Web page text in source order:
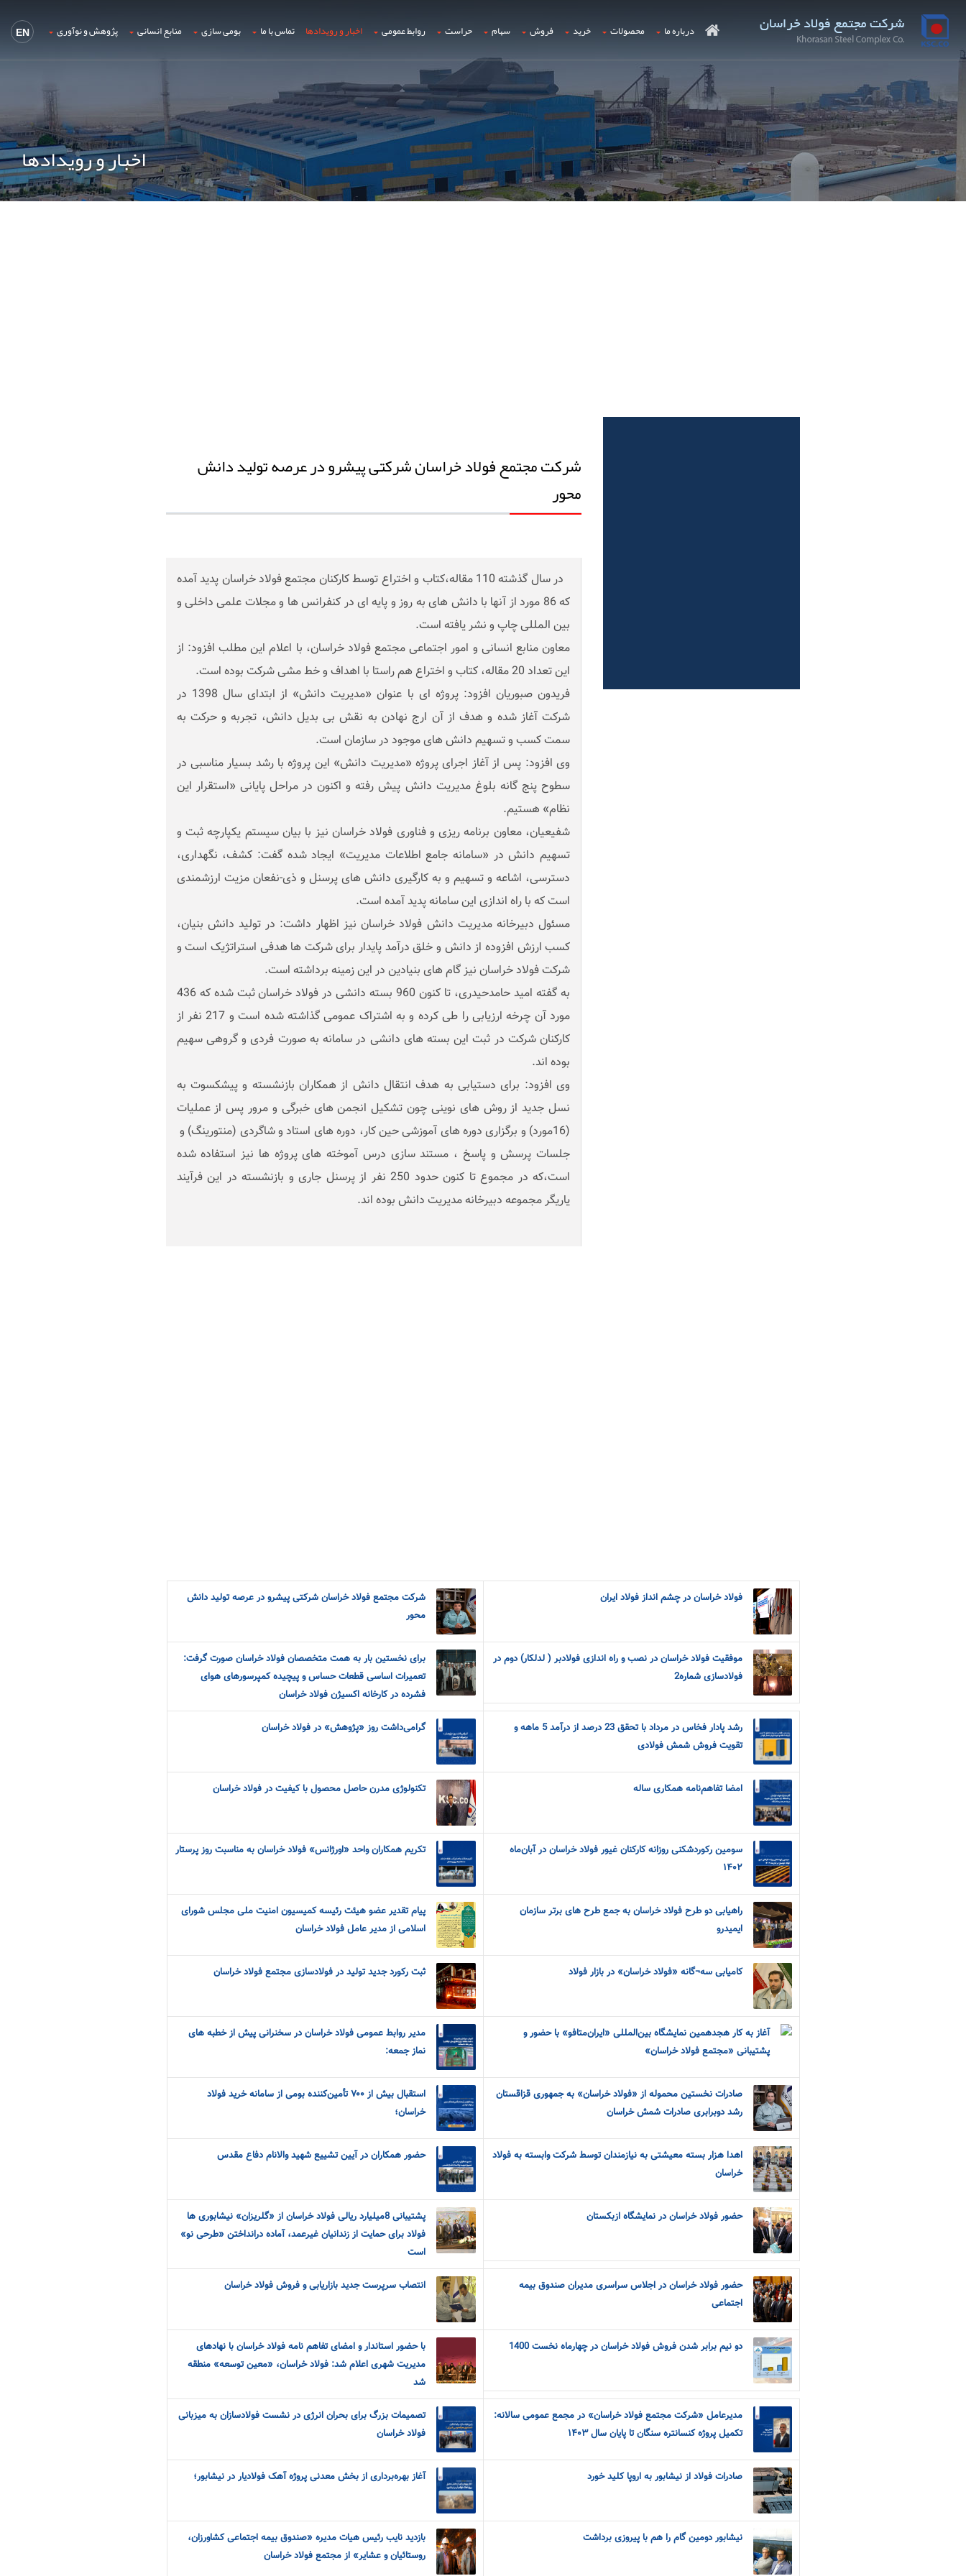
EN درباره ما محصولات خرید فروش سهام حراست روابط عمومی اخبار و رویدادها تماس با ما بومی سازی منابع انسانی پژوهش و نوآوری
اخبار و رویدادها
شرکت مجتمع فولاد خراسان شرکتی پیشرو در عرصه تولید دانش
محور
در سال گذشته 110 مقاله،کتاب و اختراع توسط کارکنان مجتمع فولاد خراسان پدید آمده
که 86 مورد از آنها با دانش های به روز و پایه ای در کنفرانس ها و مجلات علمی داخلی و
بین المللی چاپ و نشر یافته است.
معاون منابع انسانی و امور اجتماعی مجتمع فولاد خراسان، با اعلام این مطلب افزود: از
این تعداد 20 مقاله، کتاب و اختراع هم راستا با اهداف و خط مشی شرکت بوده است.
فریدون صبوریان افزود: پروژه ای با عنوان «مدیریت دانش» از ابتدای سال 1398 در
شرکت آغاز شده و هدف از آن ارج نهادن به نقش بی بدیل دانش، تجربه و حرکت به
سمت کسب و تسهیم دانش های موجود در سازمان است.
وی افزود: پس از آغاز اجرای پروژه «مدیریت دانش» این پروژه با رشد بسیار مناسبی در
سطوح پنج گانه بلوغ مدیریت دانش پیش رفته و اکنون در مراحل پایانی «استقرار این
نظام» هستیم.
شفیعیان، معاون برنامه ریزی و فناوری فولاد خراسان نیز با بیان سیستم یکپارچه ثبت و
تسهیم دانش در «سامانه جامع اطلاعات مدیریت» ایجاد شده گفت: کشف، نگهداری،
دسترسی، اشاعه و تسهیم و به کارگیری دانش های پرسنل و ذی-نفعان مزیت ارزشمندی
است که با راه اندازی این سامانه پدید آمده است.
مسئول دبیرخانه مدیریت دانش فولاد خراسان نیز اظهار داشت: در تولید دانش بنیان،
کسب ارزش افزوده از دانش و خلق درآمد پایدار برای شرکت ها هدفی استراتژیک است و
شرکت فولاد خراسان نیز گام های بنیادین در این زمینه برداشته است.
به گفته امید حامدحیدری، تا کنون 960 بسته دانشی در فولاد خراسان ثبت شده که 436
مورد آن چرخه ارزیابی را طی کرده و به اشتراک عمومی گذاشته شده است و 217 نفر از
کارکنان شرکت در ثبت این بسته های دانشی در سامانه به صورت فردی و گروهی سهیم
بوده اند.
وی افزود: برای دستیابی به هدف انتقال دانش از همکاران بازنشسته و پیشکسوت به
نسل جدید از روش های نوینی چون تشکیل انجمن های خبرگی و مرور پس از عملیات
(16مورد) و برگزاری دوره های آموزشی حین کار، دوره های استاد و شاگردی (منتورینگ) و
جلسات پرسش و پاسخ ، مستند سازی درس آموخته های پروژه ها نیز استفاده شده
است،که در مجموع تا کنون حدود 250 نفر از پرسنل جاری و بازنشسته در این فرآیند
یاریگر مجموعه دبیرخانه مدیریت دانش بوده اند.
فولاد خراسان در چشم انداز فولاد ایران
شرکت مجتمع فولاد خراسان شرکتی پیشرو در عرصه تولید دانش
محور
موفقیت فولاد خراسان در نصب و راه اندازی فولادبر ( لدلکار) دوم در
فولادسازی شماره2
برای نخستین بار به همت متخصصان فولاد خراسان صورت گرفت:
تعمیرات اساسی قطعات حساس و پیچیده کمپرسورهای هوای
فشرده در کارخانه اکسیژن فولاد خراسان
رشد پادار فخاس در مرداد با تحقق 23 درصد از درآمد 5 ماهه و
تقویت فروش شمش فولادی
گرامی‌داشت روز «پژوهش» در فولاد خراسان
امضا تفاهم‌نامه همکاری ساله تکنولوژی مدرن حاصل محصول با کیفیت در فولاد خراسان
سومین رکوردشکنی روزانه کارکنان غیور فولاد خراسان در آبان‌ماه
۱۴۰۲
تکریم همکاران واحد «اورژانس» فولاد خراسان به مناسبت روز پرستار
راهیابی دو طرح فولاد خراسان به جمع طرح های برتر سازمان
ایمیدرو
پیام تقدیر عضو هیئت رئیسه کمیسیون امنیت ملی مجلس شورای
اسلامی از مدیر عامل فولاد خراسان
کامیابی سه¬گانه «فولاد خراسان» در بازار فولاد ثبت رکورد جدید تولید در فولادسازی مجتمع فولاد خراسان
آغاز به کار هجدهمین نمایشگاه بین‌المللی «ایران‌متافو» با حضور و
پشتیبانی «مجتمع فولاد خراسان»
مدیر روابط عمومی فولاد خراسان در سخنرانی پیش از خطبه های
نماز جمعه:
صادرات نخستین محموله از «فولاد خراسان» به جمهوری قزاقستان
رشد دوبرابری صادرات شمش خراسان
استقبال بیش از ۷۰۰ تأمین‌کننده بومی از سامانه خرید فولاد
خراسان؛
اهدا هزار بسته معیشتی به نیازمندان توسط شرکت وابسته به فولاد
خراسان
حضور همکاران در آیین تشییع شهید والانام دفاع مقدس
حضور فولاد خراسان در نمایشگاه ازبکستان
پشتیبانی 8میلیارد ریالی فولاد خراسان از «گلریزان» نیشابوری ها
فولاد برای حمایت از زندانیان غیرعمد، آماده درانداختن «طرحی نو»
است
حضور فولاد خراسان در اجلاس سراسری مدیران صندوق بیمه
اجتماعی
انتصاب سرپرست جدید بازاریابی و فروش فولاد خراسان
دو نیم برابر شدن فروش فولاد خراسان در چهارماه نخست 1400
با حضور استاندار و امضای تفاهم نامه فولاد خراسان با نهادهای
مدیریت شهری اعلام شد: فولاد خراسان، «معین توسعه» منطقه
شد
مدیرعامل «شرکت مجتمع فولاد خراسان» در مجمع عمومی سالانه:
تکمیل پروژه کنسانتره سنگان تا پایان سال ۱۴۰۳
تصمیمات بزرگ برای بحران انرژی در نشست فولادسازان به میزبانی
فولاد خراسان
صادرات فولاد از نیشابور به اروپا کلید خورد آغاز بهره‌برداری از بخش معدنی پروژه آهک فولادیار در نیشابور؛
نیشابور دومین گام را هم با پیروزی برداشت
بازدید نایب رئیس هیات مدیره «صندوق بیمه اجتماعی کشاورزان،
روستائیان و عشایر» از مجتمع فولاد خراسان